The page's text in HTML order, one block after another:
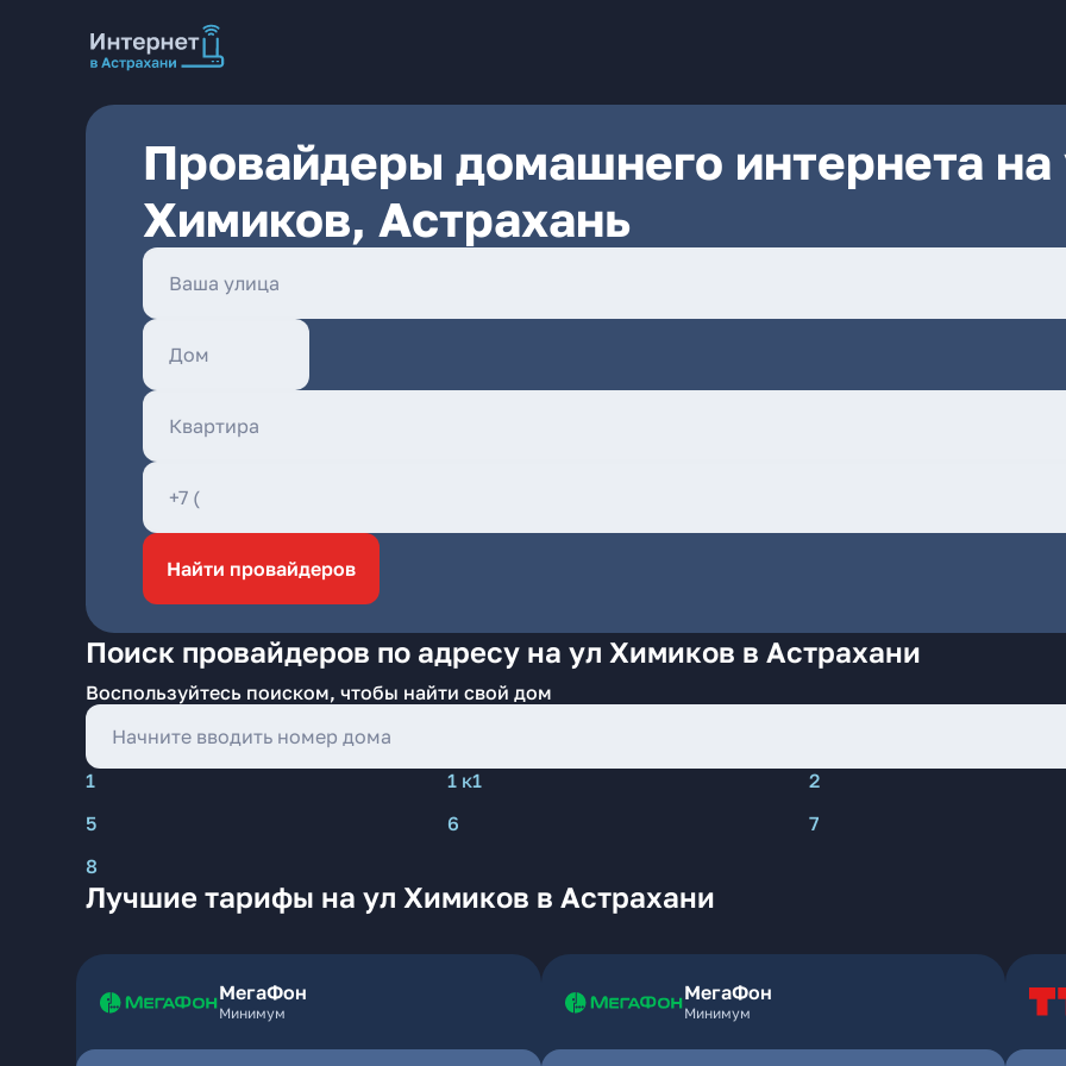
Провайдеры домашнего интернета на
Химиков, Астрахань
Найти провайдеров
Поиск провайдеров по адресу на ул Химиков в Астрахани
Воспользуйтесь поиском, чтобы найти свой дом
1 1 к1 2
5
6 7
8
Лучшие тарифы на ул Химиков в Астрахани
МегаФон
Минимум
МегаФон
Минимум